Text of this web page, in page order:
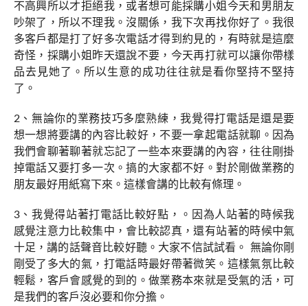
不高興所以才拒絕我，或者想可能採購小姐今天和男朋友
吵架了，所以不理我。沒關係，我下次再找你好了。我很
多客戶都是打了好多次電話才得到約見的，有時就是這麼
奇怪，採購小姐昨天還說不要，今天再打就可以讓你帶樣
品去見她了。所以生意的成功往往就是看你堅持不堅持
了。
2、無論你的業務技巧多麼熟練，我覺得打電話是還是要
想一想將要講的內容比較好，不要一拿起電話就聊。因為
我們會聊著聊著就忘記了一些本來要講的內容，往往剛掛
掉電話又要打多一次。搞的大家都不好。對於剛做業務的
朋友最好用紙寫下來。這樣會講的比較有條理。
3、我覺得站著打電話比較好點，。因為人站著的時候我
感覺注意力比較集中，會比較認真，還有站著的時候中氣
十足，講的話聲音比較好聽。大家不信試試看。 無論你剛
剛受了多大的氣，打電話時最好帶著微笑。這樣氣氛比較
輕鬆，客戶會感覺的到的。做業務本來就是受氣的活，可
是我們的客戶沒必要和你分擔。